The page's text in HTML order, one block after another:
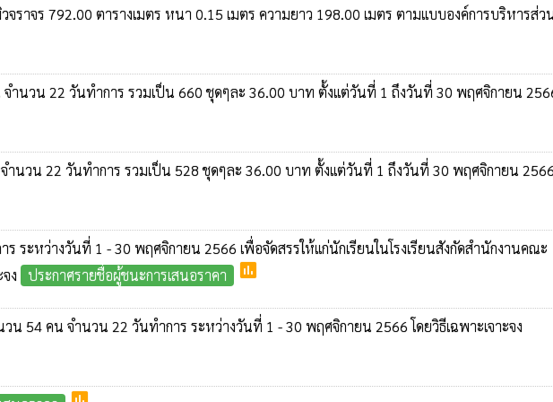
จร 792.00 ตารางเมตร หนา 0.15 เมตร ความยาว 198.00 เมตร ตามแบบองค์การบริหารส่ว
นวน 22 วันทำการ รวมเป็น 660 ชุดๆละ 36.00 บาท ตั้งแต่วันที่ 1 ถึงวันที่ 30 พฤศจิกายน
วน 22 วันทำการ รวมเป็น 528 ชุดๆละ 36.00 บาท ตั้งแต่วันที่ 1 ถึงวันที่ 30 พฤศจิกายน
ะหว่างวันที่ 1 - 30 พฤศจิกายน 2566 เพื่อจัดสรรให้แก่นักเรียนในโรงเรียนสังกัดสำนักงานคณะ
ง
ประกาศรายชื่อผู้ชนะการเสนอราคา poll
54 คน จำนวน 22 วันทำการ ระหว่างวันที่ 1 - 30 พฤศจิกายน 2566 โดยวิธีเฉพาะเจาะจง